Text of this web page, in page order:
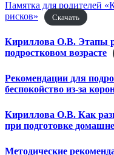
Памятка для родителей
рисков»
Скачать
Кириллова О.В. Этапы
подростковом возрасте
Рекомендации для
беспокойство из-за
Кириллова О.В. Как
при подготовке
Методические